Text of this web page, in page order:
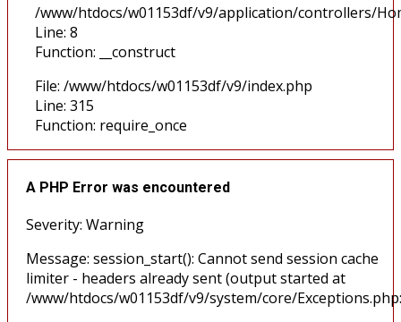
/www/htdocs/w01153df/v9/application/controllers/
Line: 8
Function: __construct
File: /www/htdocs/w01153df/v9/index.php
Line: 315
Function: require_once
A PHP Error was encountered
Severity: Warning
Message: session_start(): Cannot send session cache
limiter - headers already sent (output started at
/www/htdocs/w01153df/v9/system/core/